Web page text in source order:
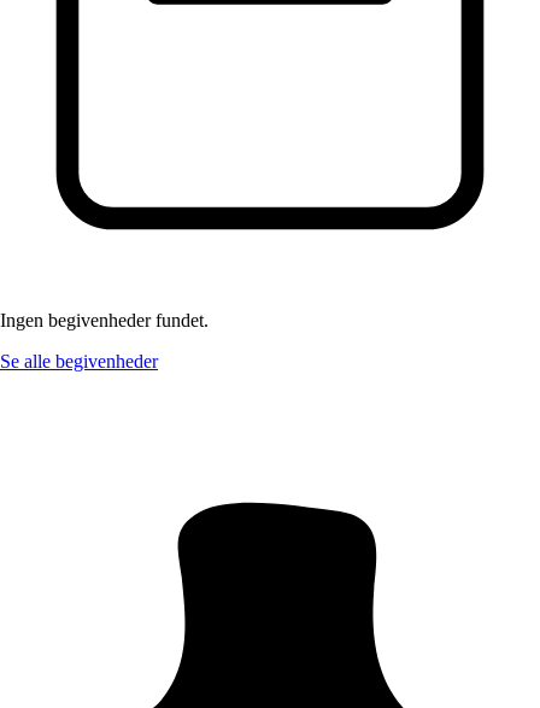
Ingen begivenheder fundet.
Se alle begivenheder